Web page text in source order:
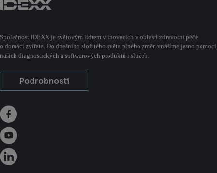
Společnost IDEXX je světovým lídrem v inovacích v oblasti zdravotní péče
o domácí zvířata. Do dnešního složitého světa plného změn vnášíme jasno pomocí
našich diagnostických a softwarových produktů i služeb.
Podrobnosti